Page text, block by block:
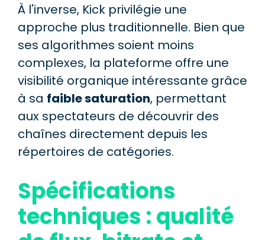
À l'inverse, Kick privilégie une
approche plus traditionnelle. Bien que
ses algorithmes soient moins
complexes, la plateforme offre une
visibilité organique intéressante grâce
à sa faible saturation, permettant
aux spectateurs de découvrir des
chaînes directement depuis les
répertoires de catégories.
Spécifications
techniques : qualité